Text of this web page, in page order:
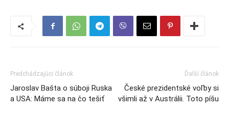
Predchádzajúci článok
Jaroslav Bašta o súboji Ruska
a USA: Máme sa na čo tešiť
Ďalší článok
České prezidentské voľby si
všimli až v Austrálii. Toto píšu